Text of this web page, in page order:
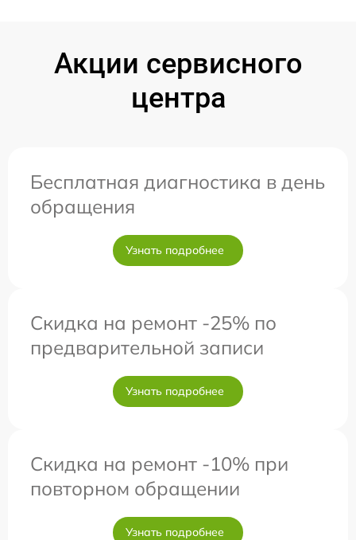
Акции сервисного
центра
Бесплатная диагностика в день
обращения
Узнать подробнее
Скидка на ремонт -25% по
предварительной записи
Узнать подробнее
Скидка на ремонт -10% при
повторном обращении
Узнать подробнее